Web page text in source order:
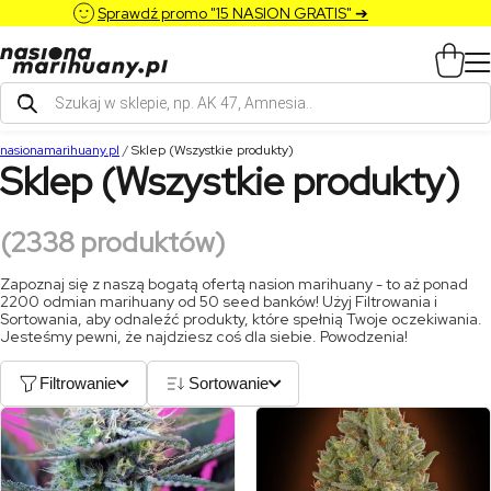
Sprawdź promo "15 NASION GRATIS" ➔
Wyszukiwarka
produktów
nasionamarihuany.pl /Sklep (Wszystkie produkty)
Sklep (Wszystkie produkty)
(2338 produktów)
Zapoznaj się z naszą bogatą ofertą nasion marihuany - to aż ponad
2200 odmian marihuany od 50 seed banków! Użyj Filtrowania i
Sortowania, aby odnaleźć produkty, które spełnią Twoje oczekiwania.
Jesteśmy pewni, że najdziesz coś dla siebie. Powodzenia!
Filtrowanie Sortowanie